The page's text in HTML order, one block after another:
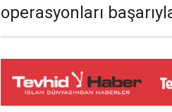
operasyonları